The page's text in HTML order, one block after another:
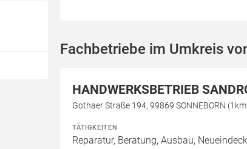
Fachbetriebe im Umkreis
HANDWERKSBETRIEB
Gothaer Straße 194, 99869 SONNEBORN
TÄTIGKEITEN
Reparatur, Beratung, Ausbau,